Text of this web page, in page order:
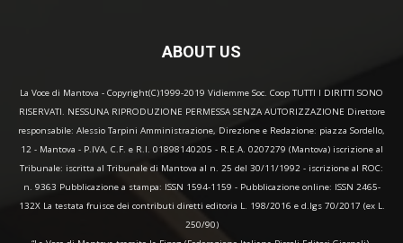
ABOUT US
La Voce di Mantova - Copyright(C)1999-2019 Vidiemme Soc. Coop TUTTI I DIRITTI SONO
RISERVATI. NESSUNA RIPRODUZIONE PERMESSA SENZA AUTORIZZAZIONE Direttore
responsabile: Alessio Tarpini Amministrazione, Direzione e Redazione: piazza Sordello,
12 - Mantova - P.IVA, C.F. e R.I. 01898140205 - R.E.A. 0207279 (Mantova) iscrizione al
Tribunale: iscritta al Tribunale di Mantova al n. 25 del 30/11/1992 - iscrizione al ROC:
n. 9363 Pubblicazione a stampa: ISSN 1594-1159 - Pubblicazione online: ISSN 2465-
132X La testata fruisce dei contributi diretti editoria L. 198/2016 e d.lgs 70/2017 (ex L.
250/90)